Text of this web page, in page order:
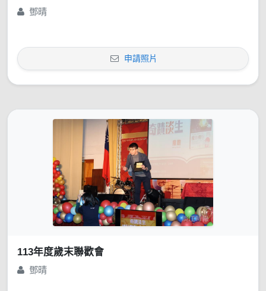
鄧晴
申請照片
113年度歲末聯歡會
鄧晴